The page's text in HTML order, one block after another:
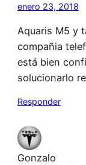
enero 23, 2018
Aquaris M5 y
compañia
está bien
solucionarlo
Responder
Gonzalo